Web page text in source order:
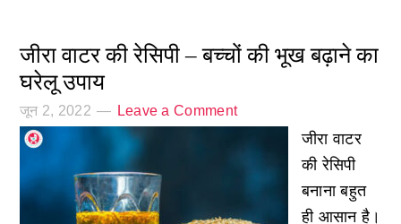
जीरा वाटर की रेसिपी – बच्चों की भूख बढ़ाने का
घरेलू उपाय
जून 2, 2022 Leave a Comment
जीरा वाटर
की रेसिपी
बनाना बहुत
ही आसान है।